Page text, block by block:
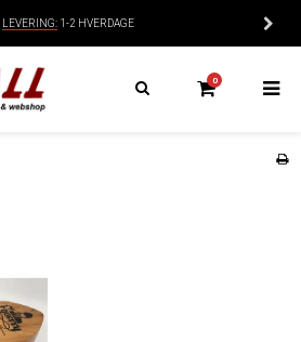
LEVERING: 1-2 HVERDAGE
0